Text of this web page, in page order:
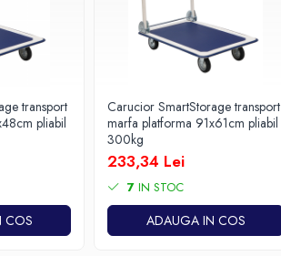
transport
pliabil
COS
Carucior SmartStorage transport
marfa platforma 91x61cm pliabil
300kg
233,34 Lei
7 IN STOC
ADAUGA IN COS